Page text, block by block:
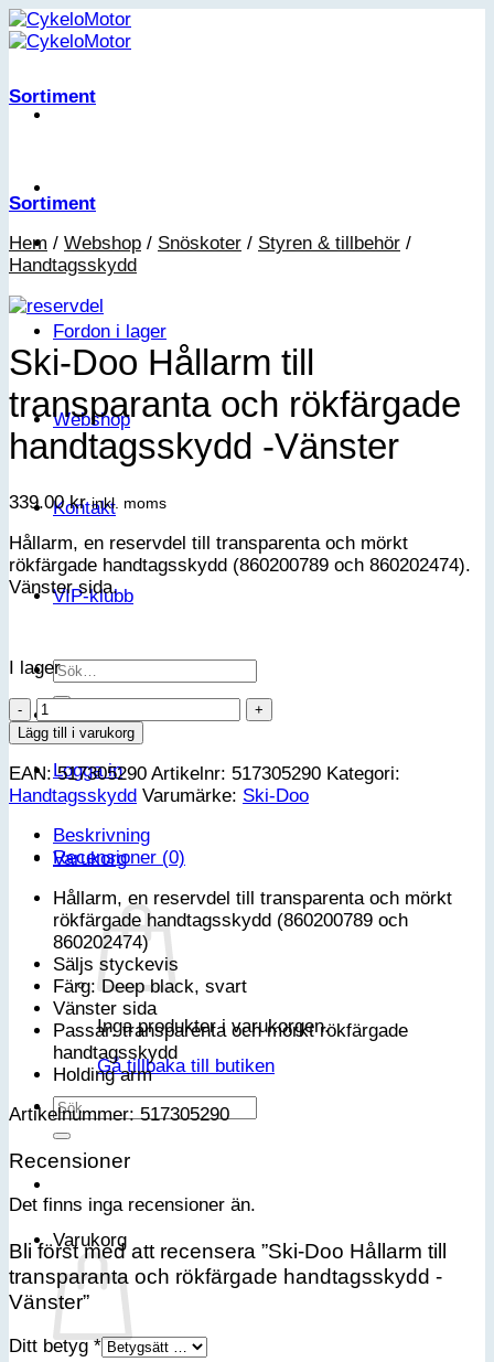
Skip
to
Fordon i lager
Webshop
Kontakt
VIP-klubb
Sök
efter:
Logga in
Varukorg
Inga produkter i varukorgen.
Gå tillbaka till butiken
Sök
efter:
Varukorg
Sortiment
Sortiment
Hem / Webshop / Snöskoter / Styren & tillbehör /
Handtagsskydd
Ski-Doo Hållarm till
transparanta och rökfärgade
handtagsskydd -Vänster
339.00kr inkl. moms
Hållarm, en reservdel till transparenta och mörkt
rökfärgade handtagsskydd (860200789 och 860202474).
Vänster sida.
I lager
Ski-
Doo
Hållarm
till
transparanta
rökfärgade
handtagsskydd
Vänster
mängd
Lägg till i varukorg
EAN:517305290 Artikelnr: 517305290 Kategori:
Handtagsskydd Varumärke: Ski-Doo
Beskrivning
Recensioner (0)
Hållarm, en reservdel till transparenta och mörkt
rökfärgade handtagsskydd (860200789 och
860202474)
Säljs styckevis
Färg: Deep black, svart
Vänster sida
Passar: transparenta och mörkt rökfärgade
handtagsskydd
Holding arm
Artikelnummer: 517305290
Recensioner
Det finns inga recensioner än.
Bli först med att recensera ”Ski-Doo Hållarm till
transparanta och rökfärgade handtagsskydd -
Vänster”
Ditt betyg*